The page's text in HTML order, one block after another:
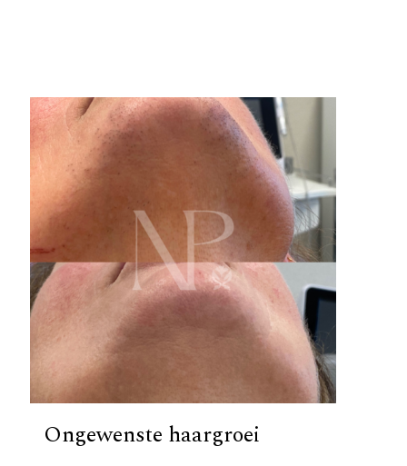
Ongewenste haargroei